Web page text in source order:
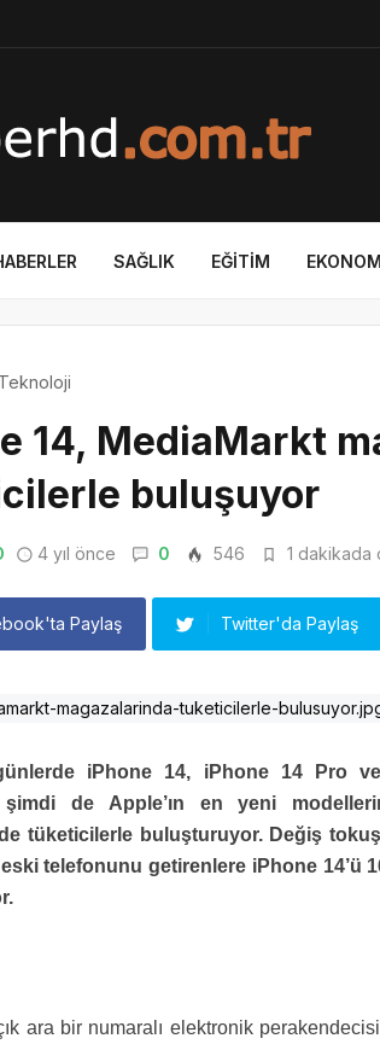
SAĞLIK EĞITIM
Teknoloji
14, MediaMarkt
buluşuyor
4 yıl önce 0 546 1 dakikada
Paylaş Twitter'da Paylaş
iPhone 14, iPhone 14 Pro
şimdi de Apple’ın en yeni
tüketicilerle buluşturuyor. Değiş
telefonunu getirenlere iPhone 14’ü
ara bir numaralı elektronik